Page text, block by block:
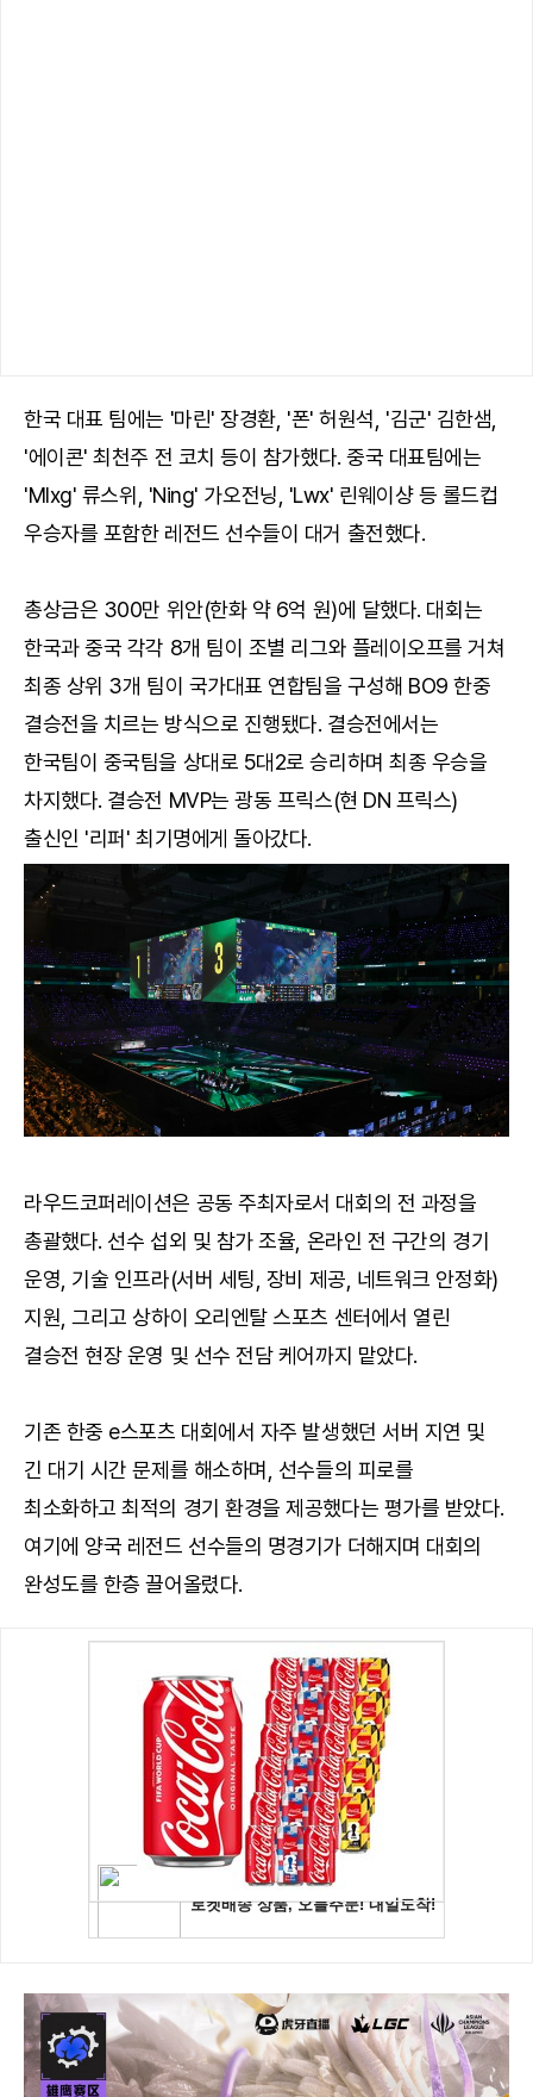
한국 대표 팀에는 '마린' 장경환, '폰' 허원석, '김군' 김한샘,
'에이콘' 최천주 전 코치 등이 참가했다. 중국 대표팀에는
'Mlxg' 류스위, 'Ning' 가오전닝, 'Lwx' 린웨이샹 등 롤드컵
우승자를 포함한 레전드 선수들이 대거 출전했다.
총상금은 300만 위안(한화 약 6억 원)에 달했다. 대회는
한국과 중국 각각 8개 팀이 조별 리그와 플레이오프를 거쳐
최종 상위 3개 팀이 국가대표 연합팀을 구성해 BO9 한중
결승전을 치르는 방식으로 진행됐다. 결승전에서는
한국팀이 중국팀을 상대로 5대2로 승리하며 최종 우승을
차지했다. 결승전 MVP는 광동 프릭스(현 DN 프릭스)
출신인 '리퍼' 최기명에게 돌아갔다.
라우드코퍼레이션은 공동 주최자로서 대회의 전 과정을
총괄했다. 선수 섭외 및 참가 조율, 온라인 전 구간의 경기
운영, 기술 인프라(서버 세팅, 장비 제공, 네트워크 안정화)
지원, 그리고 상하이 오리엔탈 스포츠 센터에서 열린
결승전 현장 운영 및 선수 전담 케어까지 맡았다.
기존 한중 e스포츠 대회에서 자주 발생했던 서버 지연 및
긴 대기 시간 문제를 해소하며, 선수들의 피로를
최소화하고 최적의 경기 환경을 제공했다는 평가를 받았다.
여기에 양국 레전드 선수들의 명경기가 더해지며 대회의
완성도를 한층 끌어올렸다.